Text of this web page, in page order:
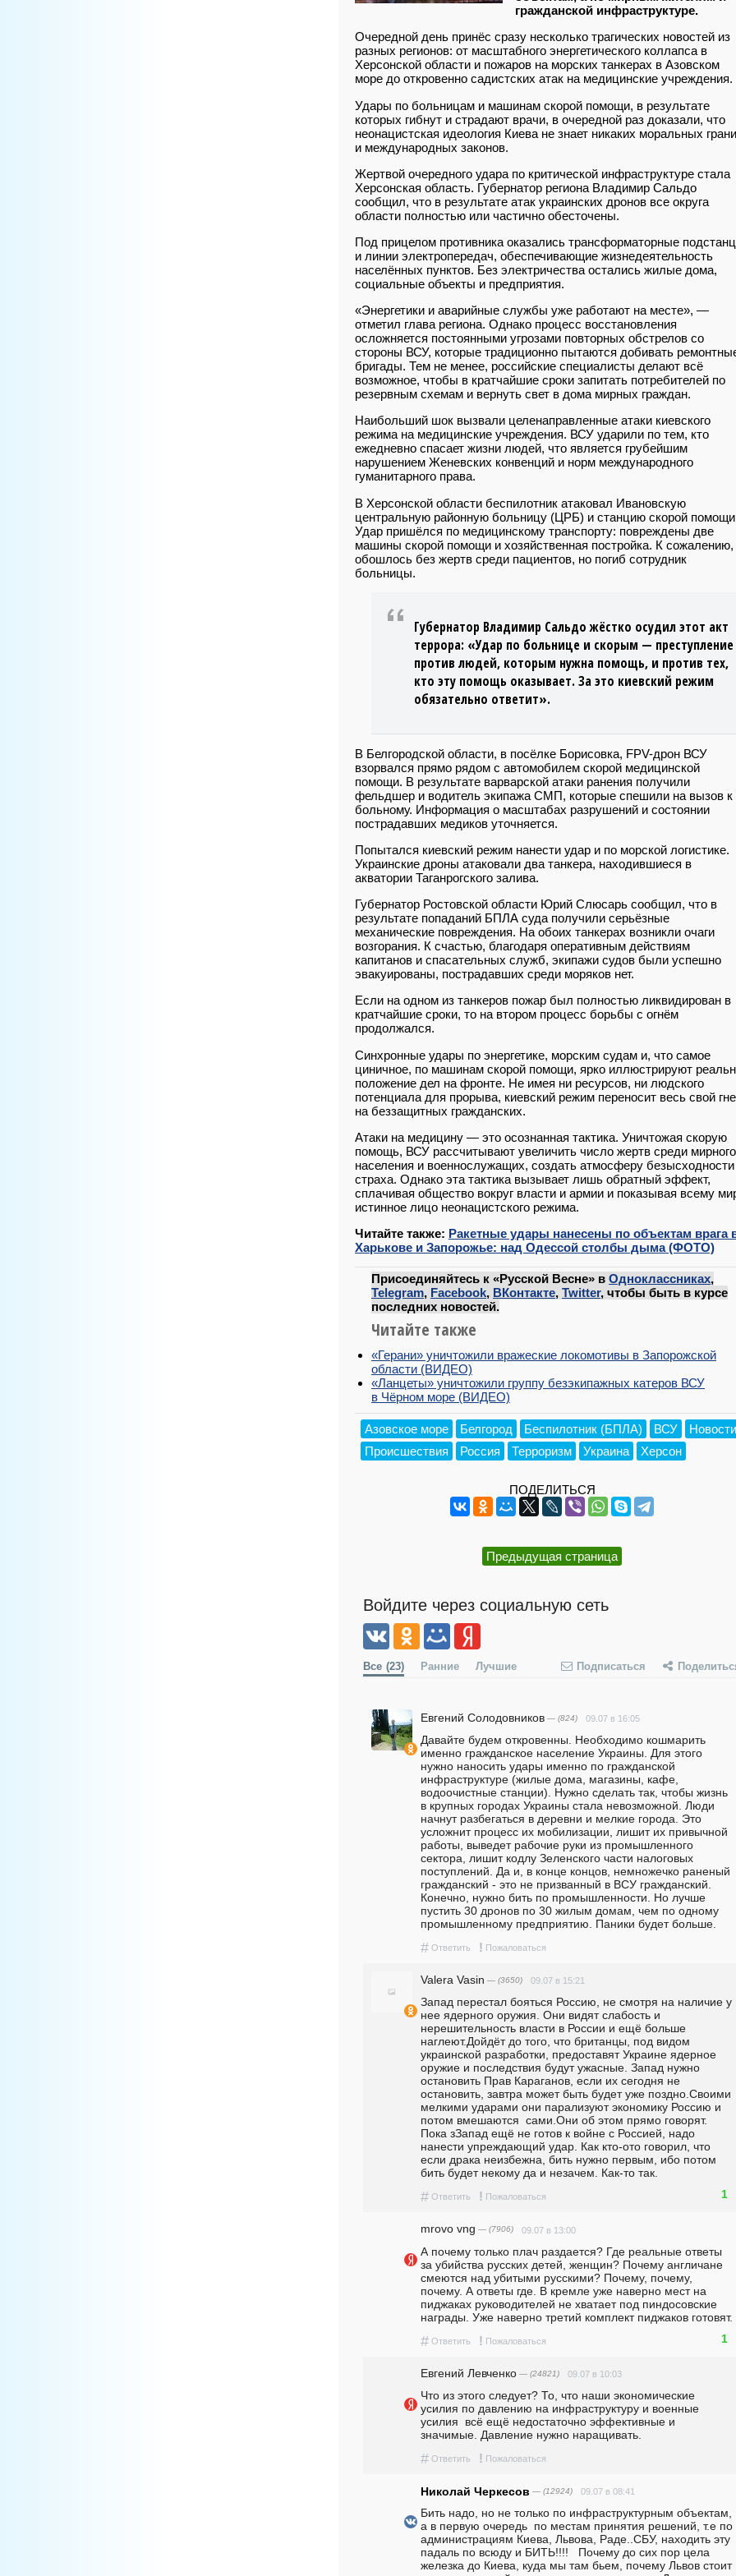
гражданской инфраструктуре.
Очередной день принёс сразу несколько трагических новостей из
разных регионов: от масштабного энергетического коллапса в
Херсонской области и пожаров на морских танкерах в Азовском
море до откровенно садистских атак на медицинские учреждения.
Удары по больницам и машинам скорой помощи, в результате
которых гибнут и страдают врачи, в очередной раз доказали, что
неонацистская идеология Киева не знает никаких моральных
и международных законов.
Жертвой очередного удара по критической инфраструктуре стала
Херсонская область. Губернатор региона Владимир Сальдо
сообщил, что в результате атак украинских дронов все округа
области полностью или частично обесточены.
Под прицелом противника оказались трансформаторные
и линии электропередач, обеспечивающие жизнедеятельность
населённых пунктов. Без электричества остались жилые дома,
социальные объекты и предприятия.
«Энергетики и аварийные службы уже работают на месте», —
отметил глава региона. Однако процесс восстановления
осложняется постоянными угрозами повторных обстрелов со
стороны ВСУ, которые традиционно пытаются добивать
бригады. Тем не менее, российские специалисты делают всё
возможное, чтобы в кратчайшие сроки запитать потребителей по
резервным схемам и вернуть свет в дома мирных граждан.
Наибольший шок вызвали целенаправленные атаки киевского
режима на медицинские учреждения. ВСУ ударили по тем, кто
ежедневно спасает жизни людей, что является грубейшим
нарушением Женевских конвенций и норм международного
гуманитарного права.
В Херсонской области беспилотник атаковал Ивановскую
центральную районную больницу (ЦРБ) и станцию скорой
Удар пришёлся по медицинскому транспорту: повреждены две
машины скорой помощи и хозяйственная постройка. К сожалению,
обошлось без жертв среди пациентов, но погиб сотрудник
больницы.
Губернатор Владимир Сальдо жёстко осудил этот акт
террора: «Удар по больнице и скорым — преступление
против людей, которым нужна помощь, и против тех,
кто эту помощь оказывает. За это киевский режим
обязательно ответит».
В Белгородской области, в посёлке Борисовка, FPV-дрон ВСУ
взорвался прямо рядом с автомобилем скорой медицинской
помощи. В результате варварской атаки ранения получили
фельдшер и водитель экипажа СМП, которые спешили на вызов к
больному. Информация о масштабах разрушений и состоянии
пострадавших медиков уточняется.
Попытался киевский режим нанести удар и по морской логистике.
Украинские дроны атаковали два танкера, находившиеся в
акватории Таганрогского залива.
Губернатор Ростовской области Юрий Слюсарь сообщил, что в
результате попаданий БПЛА суда получили серьёзные
механические повреждения. На обоих танкерах возникли очаги
возгорания. К счастью, благодаря оперативным действиям
капитанов и спасательных служб, экипажи судов были успешно
эвакуированы, пострадавших среди моряков нет.
Если на одном из танкеров пожар был полностью ликвидирован в
кратчайшие сроки, то на втором процесс борьбы с огнём
продолжался.
Синхронные удары по энергетике, морским судам и, что самое
циничное, по машинам скорой помощи, ярко иллюстрируют
положение дел на фронте. Не имея ни ресурсов, ни людского
потенциала для прорыва, киевский режим переносит весь свой
на беззащитных гражданских.
Атаки на медицину — это осознанная тактика. Уничтожая скорую
помощь, ВСУ рассчитывают увеличить число жертв среди мирного
населения и военнослужащих, создать атмосферу
страха. Однако эта тактика вызывает лишь обратный эффект,
сплачивая общество вокруг власти и армии и показывая всему
истинное лицо неонацистского режима.
Читайте также: Ракетные удары нанесены по объектам врага
Харькове и Запорожье: над Одессой столбы дыма (ФОТО)
Присоединяйтесь к «Русской Весне» в Одноклассниках,
Telegram, Facebook, ВКонтакте, Twitter, чтобы быть в курсе
последних новостей.
Читайте также
«Герани» уничтожили вражеские локомотивы в Запорожской
области (ВИДЕО)
«Ланцеты» уничтожили группу безэкипажных катеров ВСУ
в Чёрном море (ВИДЕО)
Азовское море Белгород Беспилотник (БПЛА) ВСУ
Новости
Происшествия
Россия Терроризм Украина Херсон
ПОДЕЛИТЬСЯ
Предыдущая страница
Войдите через социальную сеть
Все (23) Ранние Лучшие Подписаться
Евгений Солодовников — (824) 09.07 в 16:05
Давайте будем откровенны. Необходимо кошмарить
именно гражданское население Украины. Для этого
нужно наносить удары именно по гражданской
инфраструктуре (жилые дома, магазины, кафе,
водоочистные станции). Нужно сделать так, чтобы жизнь
в крупных городах Украины стала невозможной. Люди
начнут разбегаться в деревни и мелкие города. Это
усложнит процесс их мобилизации, лишит их привычной
работы, выведет рабочие руки из промышленного
сектора, лишит кодлу Зеленского части налоговых
поступлений. Да и, в конце концов, немножечко раненый
гражданский - это не призванный в ВСУ гражданский.
Конечно, нужно бить по промышленности. Но лучше
пустить 30 дронов по 30 жилым домам, чем по одному
промышленному предприятию. Паники будет больше.
# Ответить ! Пожаловаться
Valera Vasin — (3650) 09.07 в 15:21
Запад перестал бояться Россию, не смотря на наличие у
нее ядерного оружия. Они видят слабость и
нерешительность власти в России и ещё больше
наглеют.Дойдёт до того, что британцы, под видом
украинской разработки, предоставят Украине ядерное
оружие и последствия будут ужасные. Запад нужно
остановить Прав Караганов, если их сегодня не
остановить, завтра может быть будет уже поздно.Своими
мелкими ударами они парализуют экономику Россию и
потом вмешаются  сами.Они об этом прямо говорят.
Пока зЗапад ещё не готов к войне с Россией, надо
нанести упреждающий удар. Как кто-ото говорил, что
если драка неизбежна, бить нужно первым, ибо потом
бить будет некому да и незачем. Как-то так.
# Ответить ! Пожаловаться 1
mrovo vng — (7906) 09.07 в 13:00
А почему только плач раздается? Где реальные ответы
за убийства русских детей, женщин? Почему англичане
смеются над убитыми русскими? Почему, почему,
почему. А ответы где. В кремле уже наверно мест на
пиджаках руководителей не хватает под пиндосовские
награды. Уже наверно третий комплект пиджаков готовят.
# Ответить ! Пожаловаться 1
Евгений Левченко — (24821) 09.07 в 10:03
Что из этого следует? То, что наши экономические
усилия по давлению на инфраструктуру и военные
усилия  всё ещё недостаточно эффективные и
значимые. Давление нужно наращивать.
# Ответить ! Пожаловаться
Николай Черкесов — (12924) 09.07 в 08:41
Бить надо, но не только по инфраструктурным объектам,
а в первую очередь  по местам принятия решений, т.е по
администрациям Киева, Львова, Раде..СБУ, находить эту
падаль по всюду и БИТЬ!!!!   Почему до сих пор цела
железка до Киева, куда мы там бьем, почему Львов стоит